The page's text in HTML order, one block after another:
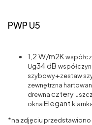
PWP U5
1,2 W/m2K
Ug34 dB
szybowy+zestaw
zewnętrzna
drewnacztery
oknaElegant
*na zdjęciu przedstawiono